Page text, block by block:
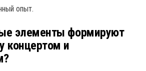
опыт.
элементы формируют
концертом и